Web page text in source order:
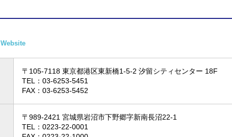
Website
〒105-7118 東京都港区東新橋1-5-2 汐留シティセンター 18F
TEL： 03-6253-5451
FAX：03-6253-5452
〒989-2421 宮城県岩沼市下野郷字新南長沼22-1
TEL： 0223-22-0001